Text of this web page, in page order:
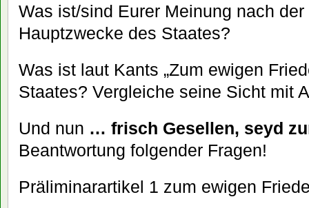
Was ist/sind Eurer Meinung nach
Hauptzwecke des Staates?
Was ist laut Kants „Zum ewigen
Staates? Vergleiche seine Sicht mit
Und nun … frisch Gesellen, seyd
Beantwortung folgender Fragen!
Präliminarartikel 1 zum ewigen